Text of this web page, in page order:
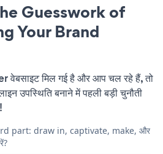
Guesswork of
Your Brand
वेबसाइट मिल गई है और आप चल रहे हैं, तो
उपस्थिति बनाने में पहली बड़ी चुनौती
part: draw in, captivate, make, और